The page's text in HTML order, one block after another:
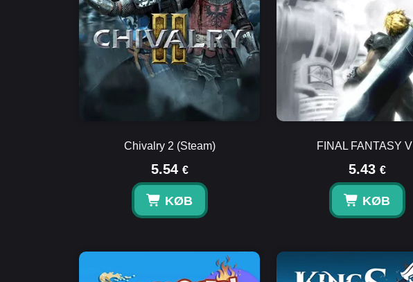
Chivalry 2 (Steam)
5.54 €
KØB
FINAL FANTASY VII
5.43 €
KØB